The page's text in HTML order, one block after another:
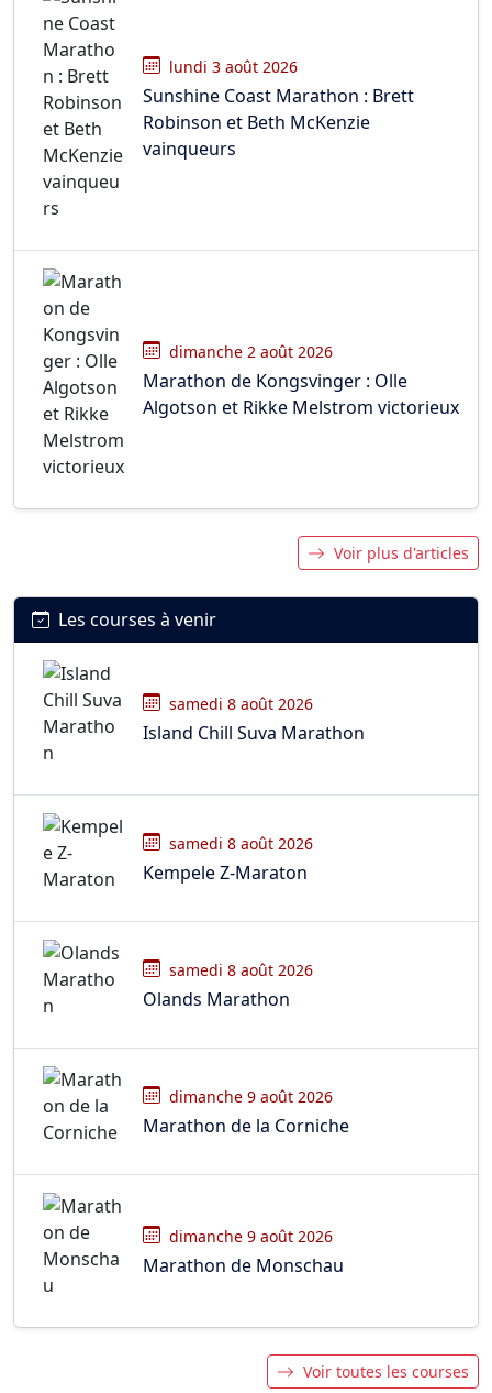
lundi 3 août 2026
Sunshine Coast Marathon : Brett
Robinson et Beth McKenzie
vainqueurs
dimanche 2 août 2026
Marathon de Kongsvinger : Olle
Algotson et Rikke Melstrom victorieux
Voir plus d'articles
Les courses à venir
samedi 8 août 2026
Island Chill Suva Marathon
samedi 8 août 2026
Kempele Z-Maraton
samedi 8 août 2026
Olands Marathon
dimanche 9 août 2026
Marathon de la Corniche
dimanche 9 août 2026
Marathon de Monschau
Voir toutes les courses